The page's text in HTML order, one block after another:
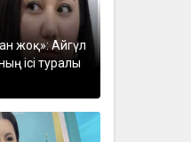
жоқ»: Айгүл
ісі туралы